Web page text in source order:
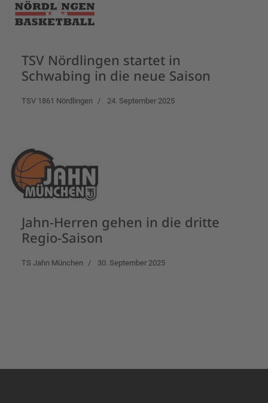
TSV Nördlingen startet in
Schwabing in die neue Saison
TSV 1861 Nördlingen 24. September 2025
Jahn-Herren gehen in die dritte
Regio-Saison
TS Jahn München 30. September 2025